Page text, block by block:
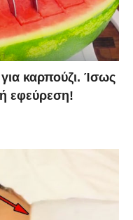
καρπούζι. Ίσως
εφεύρεση!